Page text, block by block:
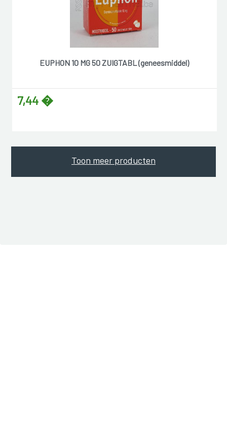
EUPHON 10 MG 50 ZUIGTABL (geneesmiddel)
7,44 �
Toon meer producten